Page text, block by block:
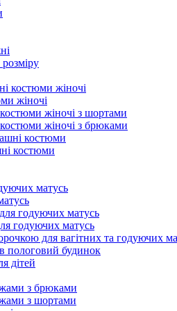
жіночі
жіночі з шортами
жіночі з брюками
костюми
годуючих матусь
годуючих матусь
для вагітних та годуючих
пологовий будинок
з брюками
з шортами